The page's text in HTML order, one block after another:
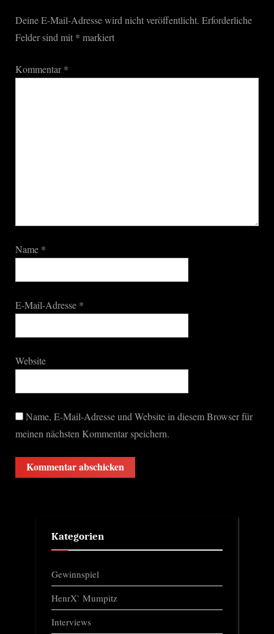
t
:
Deine E-Mail-Adresse wird nicht veröffentlicht. Erforderliche
Felder sind mit * markiert
Kommentar*
Name *
E-Mail-Adresse *
Website
Name, E-Mail-Adresse und Website in diesem Browser für
meinen nächsten Kommentar speichern.
Kategorien
Gewinnspiel
HenrX` Mumpitz
Interviews